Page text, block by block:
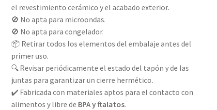
el revestimiento cerámico y el acabado exterior.
🚫 No apta para microondas.
🚫 No apta para congelador.
📦 Retirar todos los elementos del embalaje antes del
primer uso.
🔍 Revisar periódicamente el estado del tapón y de las
juntas para garantizar un cierre hermético.
✔️ Fabricada con materiales aptos para el contacto con
alimentos y libre de BPA y ftalatos.